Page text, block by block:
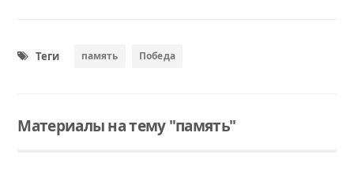
Теги память Победа
Материалы на тему "память"